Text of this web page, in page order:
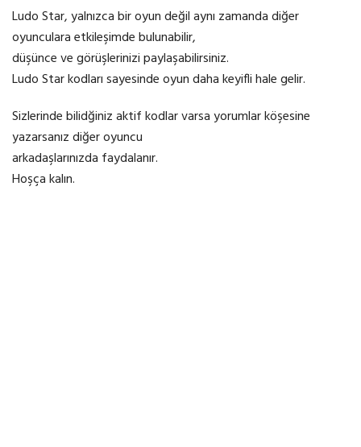
Ludo Star, yalnızca bir oyun değil aynı zamanda diğer
oyunculara etkileşimde bulunabilir,
düşünce ve görüşlerinizi paylaşabilirsiniz.
Ludo Star kodları sayesinde oyun daha keyifli hale gelir.
Sizlerinde bilidğiniz aktif kodlar varsa yorumlar köşesine
yazarsanız diğer oyuncu
arkadaşlarınızda faydalanır.
Hoşça kalın.